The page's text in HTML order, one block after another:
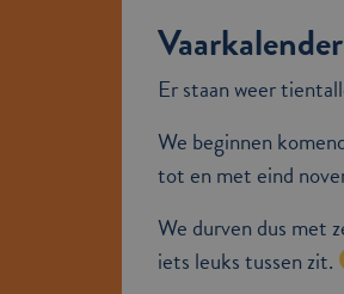
Er staan weer
We beginnen
tot en met eind
We durven dus met
iets leuks tussen zit.